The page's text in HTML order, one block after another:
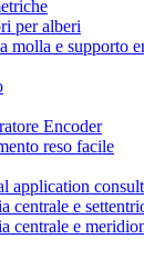
per alberi
molla e supporto
Encoder
reso facile
application
centrale e
centrale e